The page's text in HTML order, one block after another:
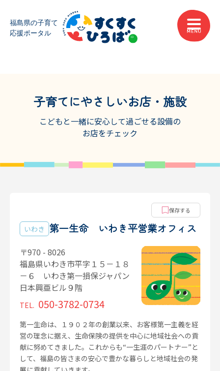
子育てにやさしいお店・施設
こどもと一緒に安心して過ごせる設備の
お店をチェック
保存する
いわき 第一生命 いわき平営業オフィス
〒970 - 8026
福島県いわき市平字１５－１８
－６ いわき第一損保ジャパン
日本興亜ビル９階
TEL. 050-3782-0734
第一生命は、１９０２年の創業以来、お客様第一主義を経
営の理念に据え、生命保険の提供を中心に地域社会への貢
献に努めてきました。これからも“一生涯のパートナー”と
して、福島の皆さまの安心で豊かな暮らしと地域社会の発